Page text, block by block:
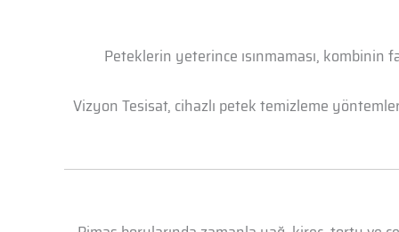
Peteklerin yeterince ısınmaması, kombinin
Vizyon Tesisat, cihazlı petek temizleme